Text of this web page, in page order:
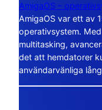
AmigaOS –
AmigaOS var ett av
operativsystem.
multitasking,
det att hemdatorer
användarvänliga